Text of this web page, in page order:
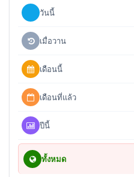
วันนี้
เมื่อวาน
เดือนนี้
เดือนที่แล้ว
ปีนี้
ทั้งหมด